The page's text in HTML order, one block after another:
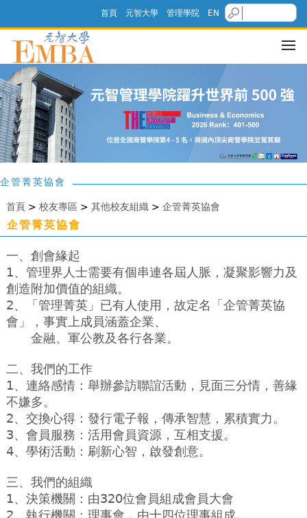
首頁 元智大學 管理學院 EN
企管菁英協會
首頁> 校友專區> 其他校友組織 > 企管菁英協會
企管菁英協會
一、創會緣起
1、管理界人士需要有個串連各屆人脈，凝聚影響力及
創造附加價值的組織。
2、「管理菁英」已有人使用，故定名「企管菁英協
會」，事實上成員涵蓋企業、
金融、軍公教及各行各業。
二、我們的工作
1、連絡感情：舉辦參訪聯誼活動，見面三分情，善緣
不嫌多。
2、交換心得：發行電子報，傳承智慧，累積實力。
3、會員服務：活用會員資源，互相支援。
4、學術活動：刷新心智，啟發創意。
三、我們的組織
1、決策機關：由320位會員組成會員大會
2、執行機關：理事會，由十四位理事組成。